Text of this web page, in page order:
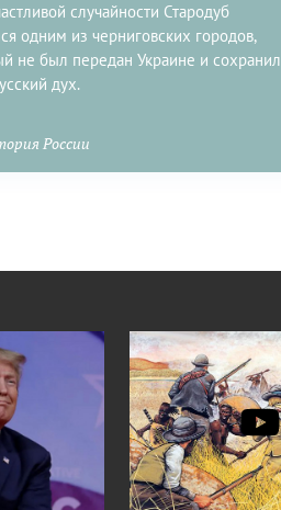
случайности Стародуб
одним из черниговских городов,
не был передан Украине и сохранил
дух.
России